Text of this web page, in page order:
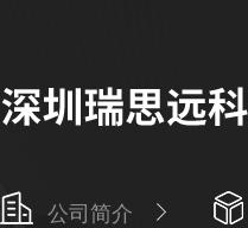
公司简介